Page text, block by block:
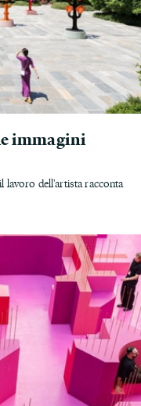
immagini
lavoro dell'artista racconta